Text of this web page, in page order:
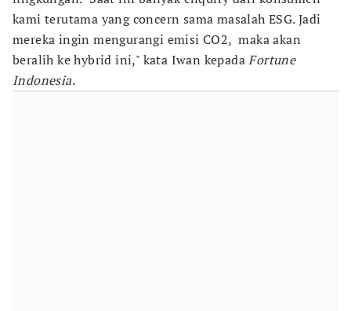
kami terutama yang concern sama masalah ESG. Jadi
mereka ingin mengurangi emisi CO2, maka akan
beralih ke hybrid ini," kata Iwan kepadaFortune
Indonesia.